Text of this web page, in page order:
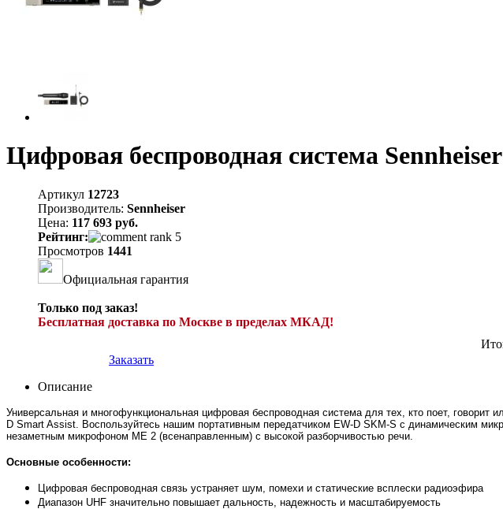
Цифровая беспроводная система
Артикул 12723
Производитель: Sennheiser
Цена: 117 693 руб.
Рейтинг:
Просмотров 1441
Официальная гарантия
Только под заказ!
Бесплатная доставка по Москве в пределах МКАД!
Заказать
Описание
Универсальная и многофункциональная цифровая беспроводная система для тех, кто поет,
D Smart Assist. Воспользуйтесь нашим портативным передатчиком EW-D SKM-S с динамическим
незаметным микрофоном ME 2 (всенаправленным) с высокой разборчивостью речи.
Основные особенности:
Цифровая беспроводная связь устраняет шум, помехи и статические всплески радиоэфира
Диапазон UHF значительно повышает дальность, надежность и масштабируемость